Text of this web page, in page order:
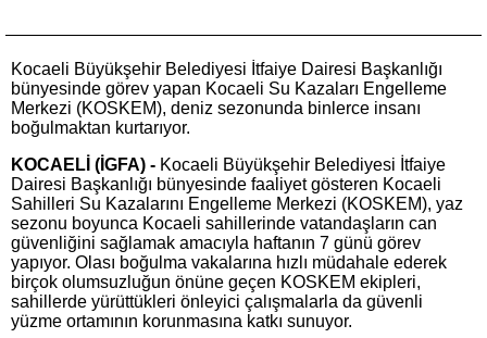
Kocaeli Büyükşehir Belediyesi İtfaiye Dairesi Başkanlığı
bünyesinde görev yapan Kocaeli Su Kazaları Engelleme
Merkezi (KOSKEM), deniz sezonunda binlerce insanı
boğulmaktan kurtarıyor.
KOCAELİ (İGFA) - Kocaeli Büyükşehir Belediyesi İtfaiye
Dairesi Başkanlığı bünyesinde faaliyet gösteren Kocaeli
Sahilleri Su Kazalarını Engelleme Merkezi (KOSKEM), yaz
sezonu boyunca Kocaeli sahillerinde vatandaşların can
güvenliğini sağlamak amacıyla haftanın 7 günü görev
yapıyor. Olası boğulma vakalarına hızlı müdahale ederek
birçok olumsuzluğun önüne geçen KOSKEM ekipleri,
sahillerde yürüttükleri önleyici çalışmalarla da güvenli
yüzme ortamının korunmasına katkı sunuyor.